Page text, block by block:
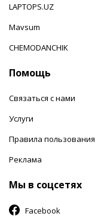
LAPTOPS.UZ
Mavsum
CHEMODANCHIK
Помощь
Связаться с нами
Услуги
Правила пользования
Реклама
Мы в соцсетях
Facebook